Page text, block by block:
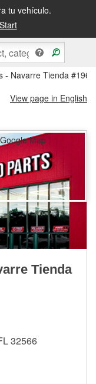
tu vehículo.
en la tienda
Navarre Tienda #1964
View page in English
Tienda
32566